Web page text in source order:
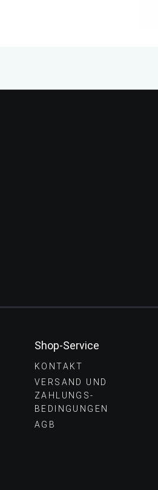
Shop-Service
KONTAKT
VERSAND UND
ZAHLUNGS­
BEDINGUNGEN
AGB